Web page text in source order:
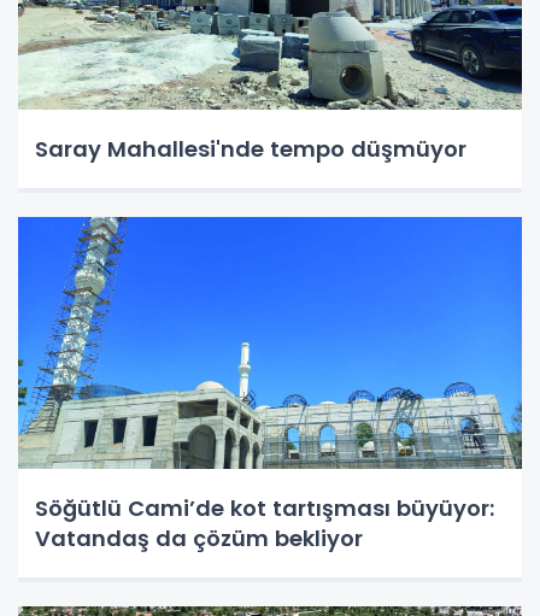
Saray Mahallesi'nde tempo düşmüyor
Söğütlü Cami’de kot tartışması büyüyor:
Vatandaş da çözüm bekliyor